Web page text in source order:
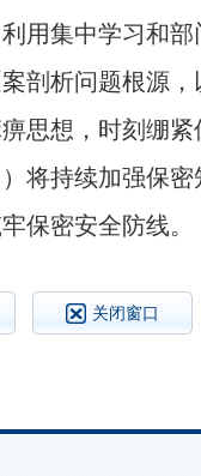
用集中学习和
剖析问题根源
思想，时刻绷紧
将持续加强保
保密安全防线。
关闭窗口